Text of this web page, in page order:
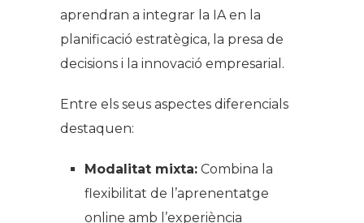
aprendran a integrar la IA en la
planificació estratègica, la presa de
decisions i la innovació empresarial.
Entre els seus aspectes diferencials
destaquen:
Modalitat mixta: Combina la
flexibilitat de l’aprenentatge
online amb l’experiència